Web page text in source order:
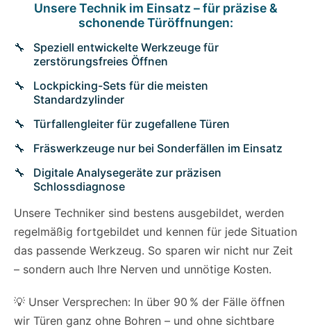
Unsere Technik im Einsatz – für präzise &
schonende Türöffnungen:
Speziell entwickelte Werkzeuge für
zerstörungsfreies Öffnen
Lockpicking-Sets für die meisten
Standardzylinder
Türfallengleiter für zugefallene Türen
Fräswerkzeuge nur bei Sonderfällen im Einsatz
Digitale Analysegeräte zur präzisen
Schlossdiagnose
Unsere Techniker sind bestens ausgebildet, werden
regelmäßig fortgebildet und kennen für jede Situation
das passende Werkzeug. So sparen wir nicht nur Zeit
– sondern auch Ihre Nerven und unnötige Kosten.
💡 Unser Versprechen: In über 90 % der Fälle öffnen
wir Türen ganz ohne Bohren – und ohne sichtbare